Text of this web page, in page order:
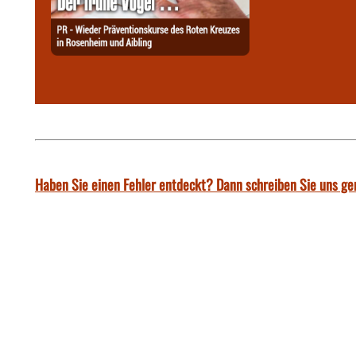
Haben Sie einen Fehler entdeckt? Dann schreiben Sie uns